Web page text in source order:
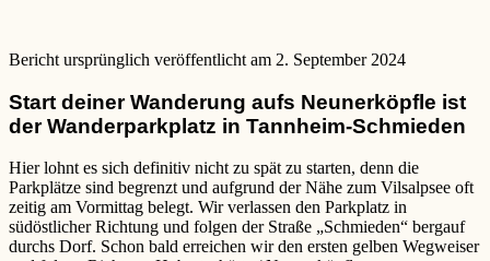
Bericht ursprünglich veröffentlicht am 2. September 2024
Start deiner Wanderung aufs Neunerköpfle ist
der Wanderparkplatz in Tannheim-Schmieden
Hier lohnt es sich definitiv nicht zu spät zu starten, denn die
Parkplätze sind begrenzt und aufgrund der Nähe zum Vilsalpsee oft
zeitig am Vormittag belegt. Wir verlassen den Parkplatz in
südöstlicher Richtung und folgen der Straße „Schmieden“ bergauf
durchs Dorf. Schon bald erreichen wir den ersten gelben Wegweiser